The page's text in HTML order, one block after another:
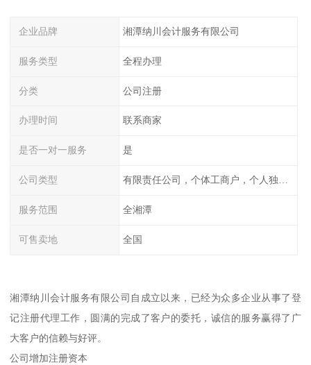
企业品牌 湘潭纳川会计服务有限公司
服务类型 全程办理
分类 公司注册
办理时间 联系商家
是否一对一服务 是
公司类型
服务范围 全湘潭
可售卖地 全国
湘潭纳川会计服务有限公司自成立以来，已经为众多企业从事了登
记注册代理工作，圆满的完成了客户的委托，诚信的服务赢得了广
大客户的信赖与好评。
公司增加注册资本